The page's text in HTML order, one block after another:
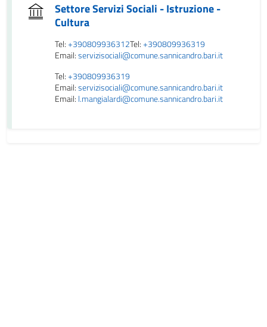
Settore Servizi Sociali - Istruzione -
Cultura
Tel:+390809936312Tel:+390809936319
Email:servizisociali@comune.sannicandro.bari.it
Tel:+390809936319
Email:servizisociali@comune.sannicandro.bari.it
Email: l.mangialardi@comune.sannicandro.bari.it